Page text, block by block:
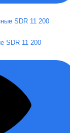
SDR 11 200